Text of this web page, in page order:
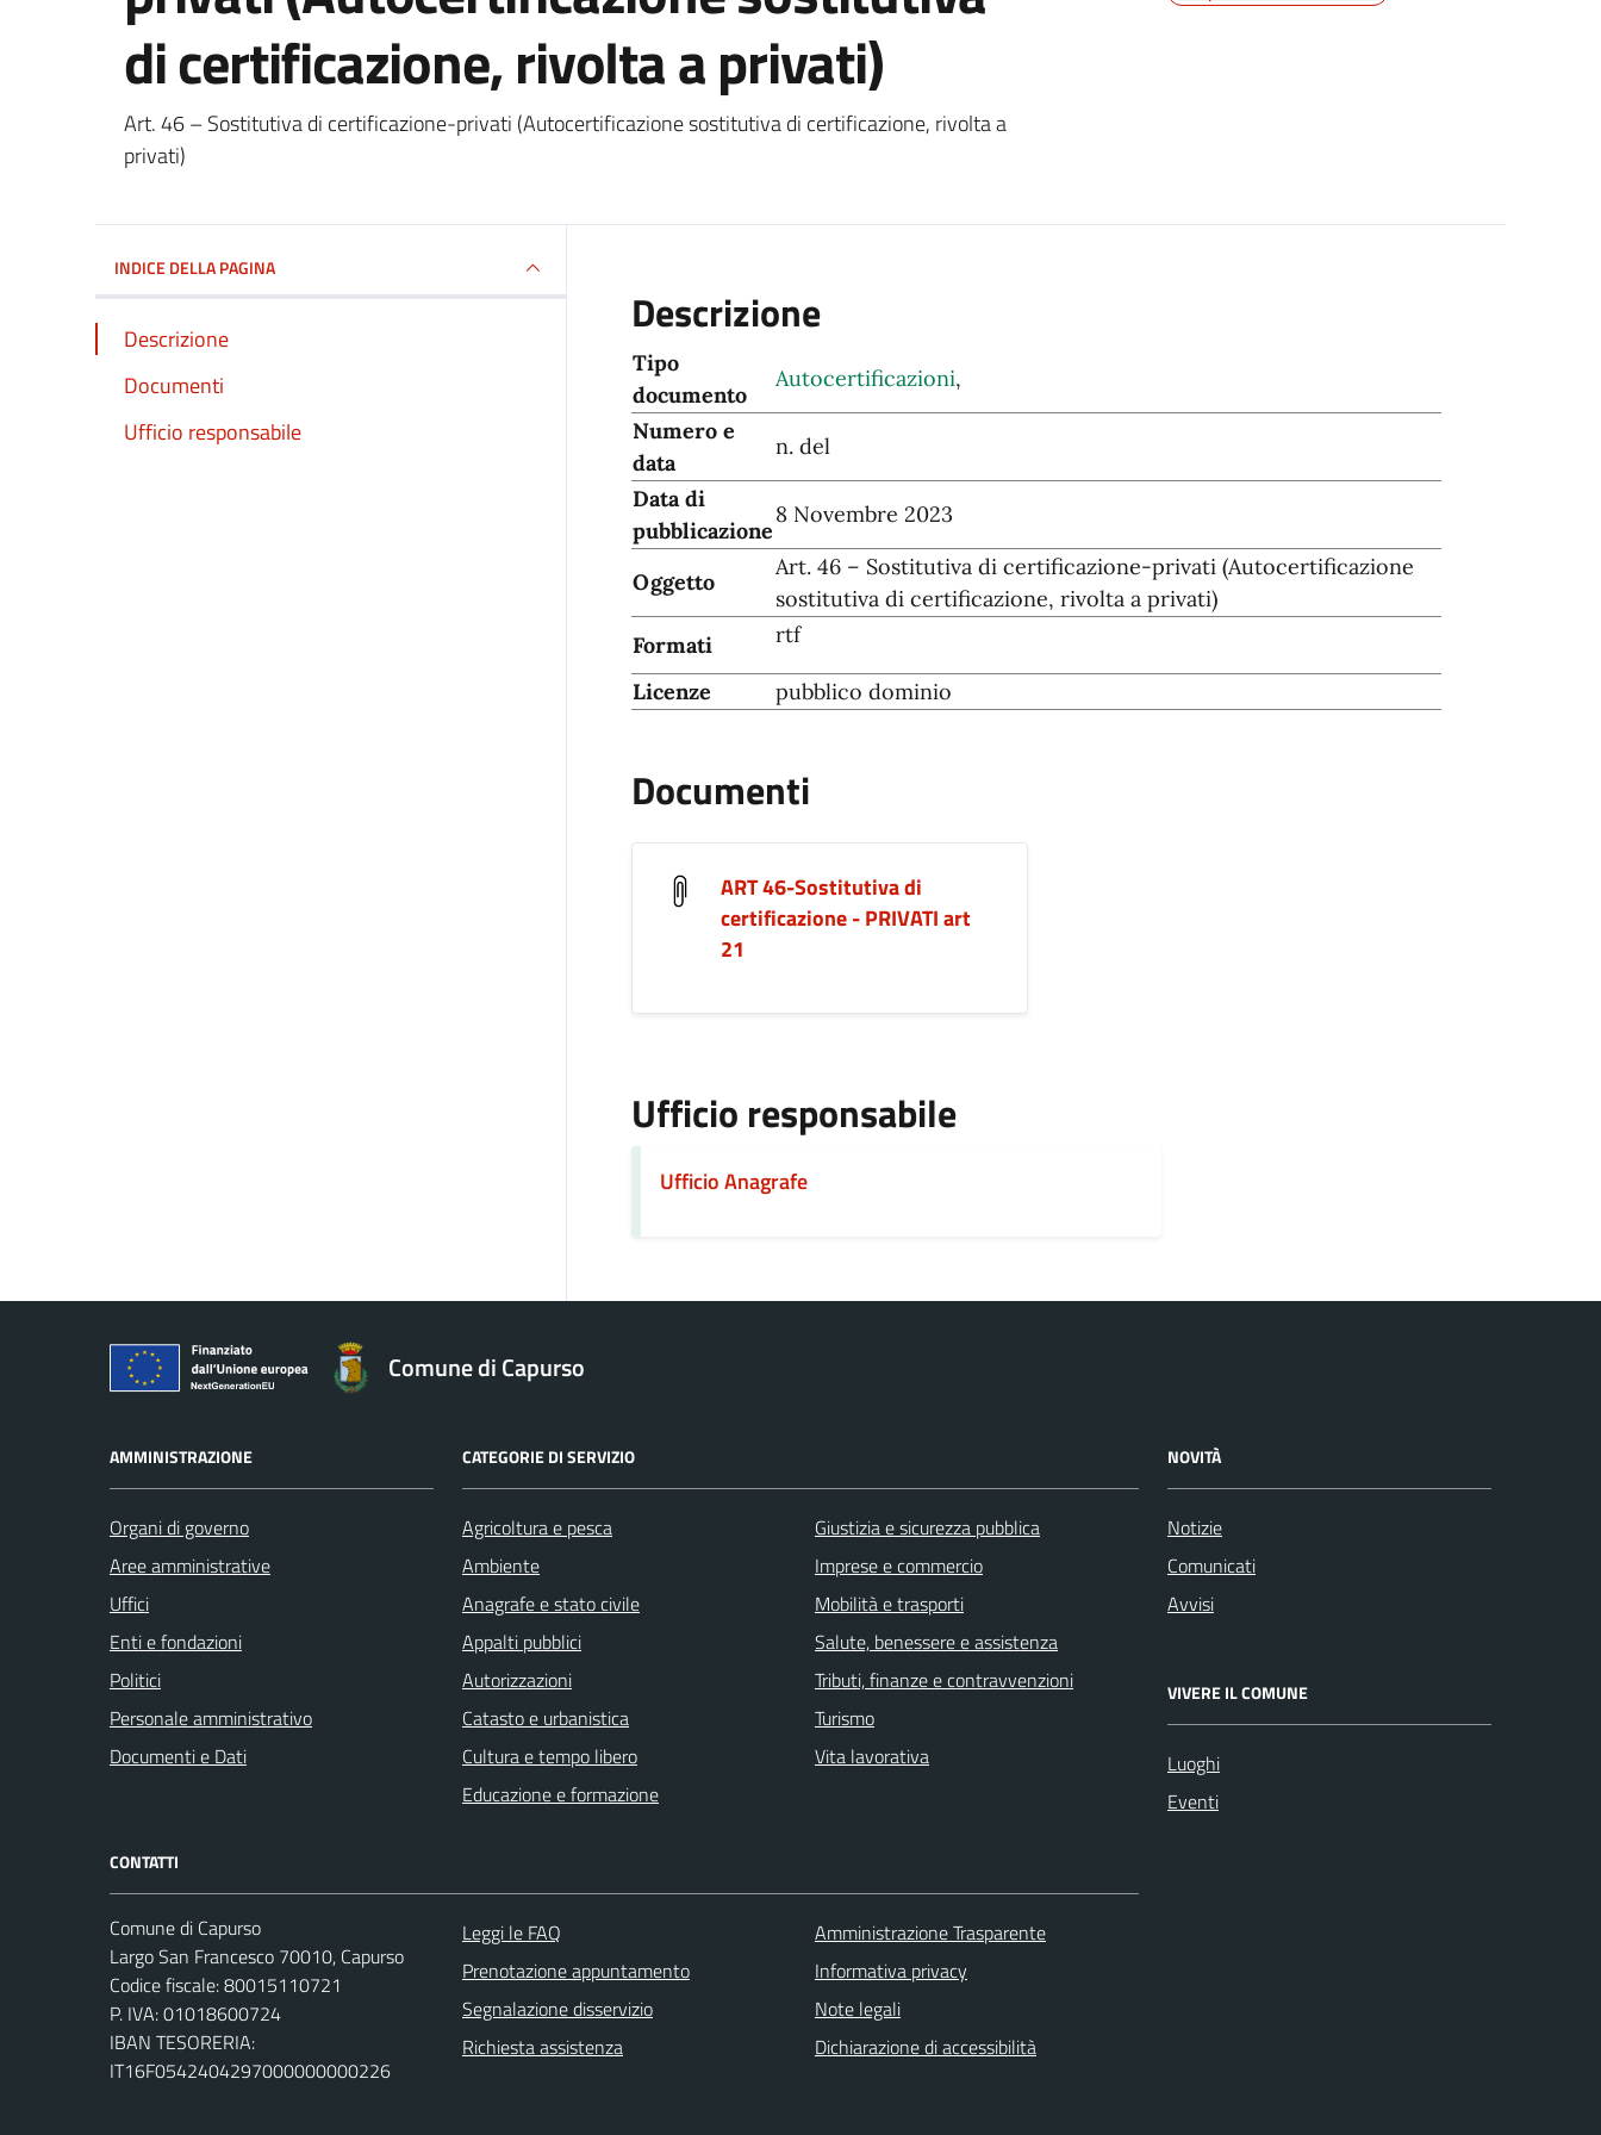
di certificazione, rivolta a privati)
Dettagli del documento
Art. 46 – Sostitutiva di certificazione-privati (Autocertificazione sostitutiva di certificazione, rivolta a
privati)
INDICE DELLA PAGINA
Descrizione
Documenti
Ufficio responsabile
Descrizione
Tipo
documento
Autocertificazioni,
Numero e
data
n. del
Data di
pubblicazione
8 Novembre 2023
Oggetto
Art. 46 – Sostitutiva di certificazione-privati (Autocertificazione
sostitutiva di certificazione, rivolta a privati)
Formati
rtf
Licenze pubblico dominio
Documenti
ART 46-Sostitutiva di
certificazione - PRIVATI art
21
Ufficio responsabile
Ufficio Anagrafe
Comune di Capurso
AMMINISTRAZIONE
Organi di governo
Aree amministrative
Uffici
Enti e fondazioni
Politici
Personale amministrativo
Documenti e Dati
CATEGORIE DI SERVIZIO
Agricoltura e pesca
Ambiente
Anagrafe e stato civile
Appalti pubblici
Autorizzazioni
Catasto e urbanistica
Cultura e tempo libero
Educazione e formazione
Giustizia e sicurezza pubblica
Imprese e commercio
Mobilità e trasporti
Salute, benessere e assistenza
Tributi, finanze e contravvenzioni
Turismo
Vita lavorativa
NOVITÀ
Notizie
Comunicati
Avvisi
VIVERE IL COMUNE
Luoghi
Eventi
CONTATTI
Comune di Capurso
Largo San Francesco 70010, Capurso
Codice fiscale: 80015110721
P. IVA: 01018600724
IBAN TESORERIA:
IT16F0542404297000000000226
Leggi le FAQ
Prenotazione appuntamento
Segnalazione disservizio
Richiesta assistenza
Amministrazione Trasparente
Informativa privacy
Note legali
Dichiarazione di accessibilità